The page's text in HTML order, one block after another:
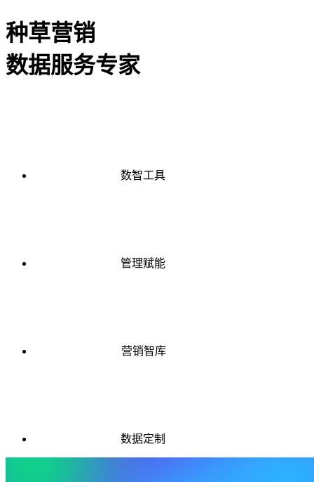
种草营销
数据服务专家
数智工具
管理赋能
营销智库
数据定制